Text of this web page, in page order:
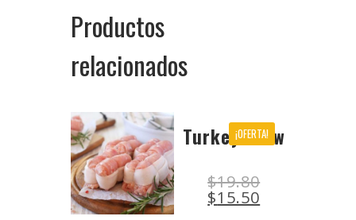
Productos
relacionados
¡OFERTA!
Turkey Stew
$19.80
$15.50